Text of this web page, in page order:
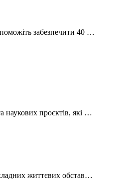
забезпечити 40 …
наукових проєктів, які …
життєвих обстав…